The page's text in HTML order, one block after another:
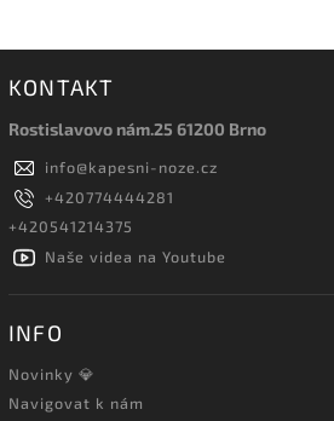
KONTAKT
Rostislavovo nám.25 61200 Brno
info@kapesni-noze.cz
+420774444281
+420541214375
Naše videa na Youtube
INFO
Novinky 💎
Navigovat k nám